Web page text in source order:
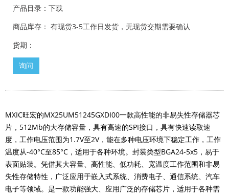
产品目录： 下载
商品库存： 有现货3-5工作日发货，无现货交期需要确认
货期：
询问
MXIC旺宏的MX25UM51245GXDI00一款高性能的非易失性存储器芯
片，512Mb的大存储容量，具有高速的SPI接口，具有快速读取速
度，工作电压范围为1.7V至2V，能在多种电压环境下稳定工作，工作
温度从-40°C至85°C，适用于各种环境。封装类型BGA24-5x5 ，易于
表面贴装。凭借其大容量、高性能、低功耗、宽温度工作范围和非易
失性存储特性，广泛应用于嵌入式系统、消费电子、通信系统、汽车
电子等领域。是一款功能强大、应用广泛的存储芯片，适用于各种需